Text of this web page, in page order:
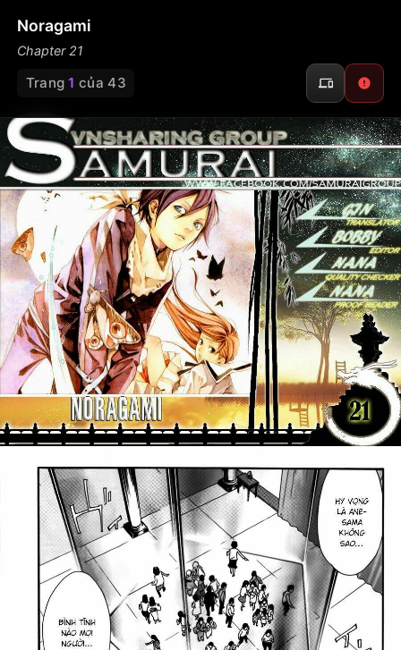
Noragami
Chapter 21
Trang1 của 43